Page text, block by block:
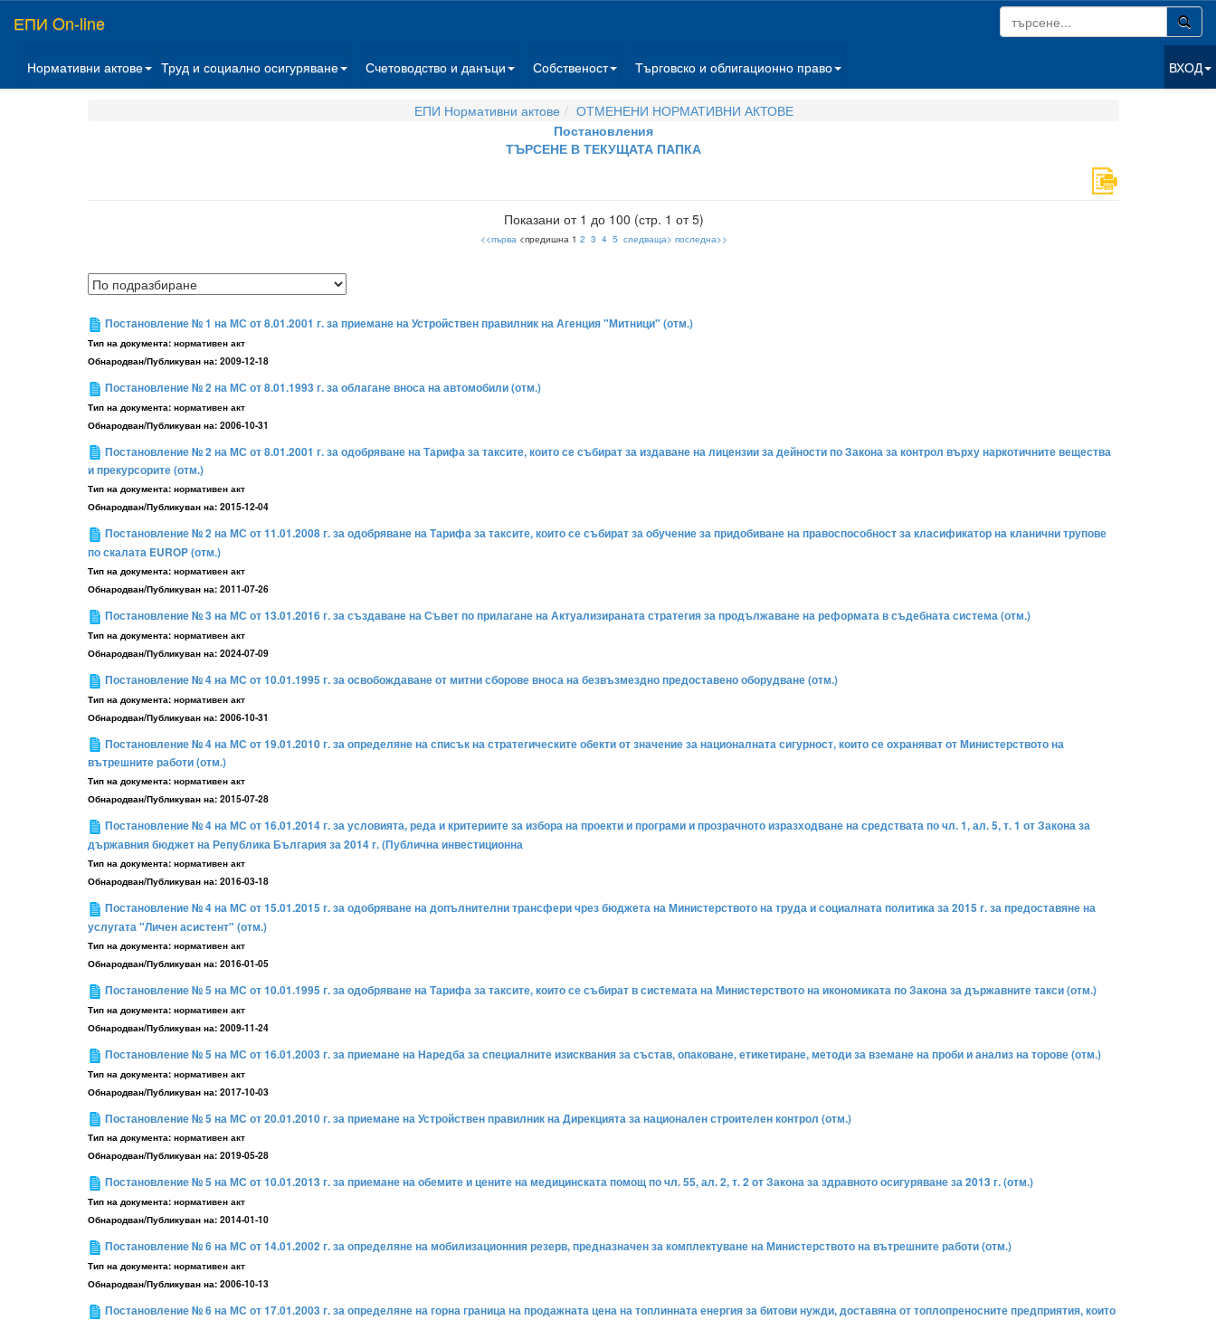
ЕПИ On-line
Нормативни актове Труд и социално осигуряване Счетоводство и данъци Собственост Търговско и облигационно право ВХОД
ЕПИ Нормативни актове
ОТМЕНЕНИ НОРМАТИВНИ АКТОВЕ
Постановления
ТЪРСЕНЕ В ТЕКУЩАТА ПАПКА
Показани от 1 до 100 (стр. 1 от 5)
<<първа<предишна 1 2 3 4 5 следваща> последна>>
Постановление № 1 на МС от 8.01.2001 г. за приемане на Устройствен правилник на Агенция "Митници" (отм.)
Тип на документа: нормативен акт
Обнародван/Публикуван на: 2009-12-18
Постановление № 2 на МС от 8.01.1993 г. за облагане вноса на автомобили (отм.)
Тип на документа: нормативен акт
Обнародван/Публикуван на: 2006-10-31
Постановление № 2 на МС от 8.01.2001 г. за одобряване на Тарифа за таксите, които се събират за издаване на лицензии за дейности по Закона за контрол върху наркотичните вещества
и прекурсорите (отм.)
Тип на документа: нормативен акт
Обнародван/Публикуван на: 2015-12-04
Постановление № 2 на МС от 11.01.2008 г. за одобряване на Тарифа за таксите, които се събират за обучение за придобиване на правоспособност за класификатор на кланични трупове
по скалата EUROP (отм.)
Тип на документа: нормативен акт
Обнародван/Публикуван на: 2011-07-26
Постановление № 3 на МС от 13.01.2016 г. за създаване на Съвет по прилагане на Актуализираната стратегия за продължаване на реформата в съдебната система (отм.)
Тип на документа: нормативен акт
Обнародван/Публикуван на: 2024-07-09
Постановление № 4 на МС от 10.01.1995 г. за освобождаване от митни сборове вноса на безвъзмездно предоставено оборудване (отм.)
Тип на документа: нормативен акт
Обнародван/Публикуван на: 2006-10-31
Постановление № 4 на МС от 19.01.2010 г. за определяне на списък на стратегическите обекти от значение за националната сигурност, които се охраняват от Министерството на
вътрешните работи (отм.)
Тип на документа: нормативен акт
Обнародван/Публикуван на: 2015-07-28
Постановление № 4 на МС от 16.01.2014 г. за условията, реда и критериите за избора на проекти и програми и прозрачното изразходване на средствата по чл. 1, ал. 5, т. 1 от Закона за
държавния бюджет на Република България за 2014 г. (Публична инвестиционна
Тип на документа: нормативен акт
Обнародван/Публикуван на: 2016-03-18
Постановление № 4 на МС от 15.01.2015 г. за одобряване на допълнителни трансфери чрез бюджета на Министерството на труда и социалната политика за 2015 г. за предоставяне на
услугата "Личен асистент" (отм.)
Тип на документа: нормативен акт
Обнародван/Публикуван на: 2016-01-05
Постановление № 5 на МС от 10.01.1995 г. за одобряване на Тарифа за таксите, които се събират в системата на Министерството на икономиката по Закона за държавните такси (отм.)
Тип на документа: нормативен акт
Обнародван/Публикуван на: 2009-11-24
Постановление № 5 на МС от 16.01.2003 г. за приемане на Наредба за специалните изисквания за състав, опаковане, етикетиране, методи за вземане на проби и анализ на торове (отм.)
Тип на документа: нормативен акт
Обнародван/Публикуван на: 2017-10-03
Постановление № 5 на МС от 20.01.2010 г. за приемане на Устройствен правилник на Дирекцията за национален строителен контрол (отм.)
Тип на документа: нормативен акт
Обнародван/Публикуван на: 2019-05-28
Постановление № 5 на МС от 10.01.2013 г. за приемане на обемите и цените на медицинската помощ по чл. 55, ал. 2, т. 2 от Закона за здравното осигуряване за 2013 г. (отм.)
Тип на документа: нормативен акт
Обнародван/Публикуван на: 2014-01-10
Постановление № 6 на МС от 14.01.2002 г. за определяне на мобилизационния резерв, предназначен за комплектуване на Министерството на вътрешните работи (отм.)
Тип на документа: нормативен акт
Обнародван/Публикуван на: 2006-10-13
Постановление № 6 на МС от 17.01.2003 г. за определяне на горна граница на продажната цена на топлинната енергия за битови нужди, доставяна от топлопреносните предприятия, които